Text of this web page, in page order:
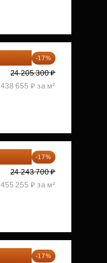
-17%
24 205 300 ₽
438 655 ₽ за м²
-17%
24 243 700 ₽
455 255 ₽ за м²
-17%